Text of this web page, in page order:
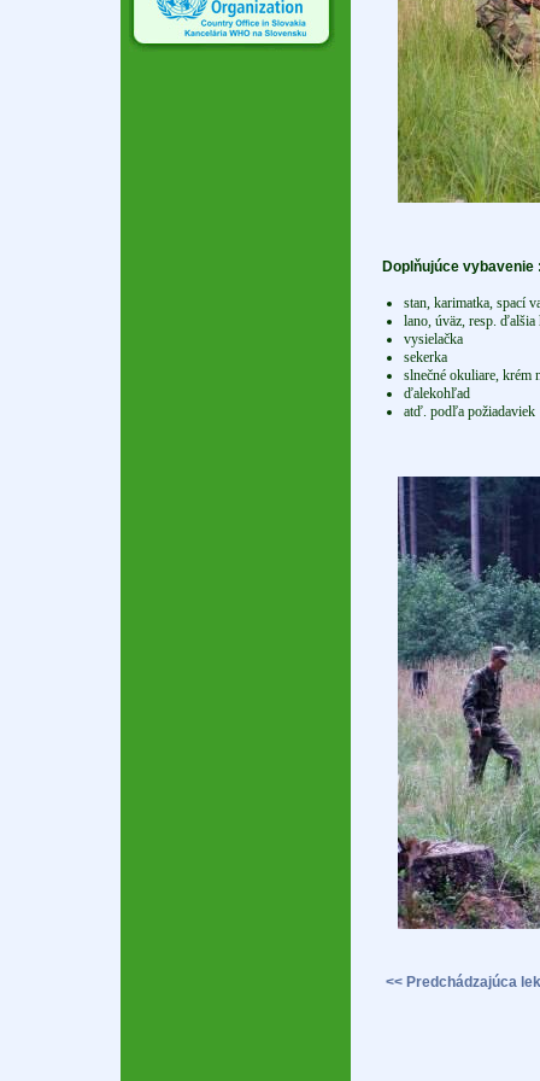
Doplňujúce vybavenie
stan, karimatka, spací
lano, úväz, resp. ďalšia
vysielačka
sekerka
slnečné okuliare, krém
ďalekohľad
atď. podľa požiadaviek
<< Predchádzajúca